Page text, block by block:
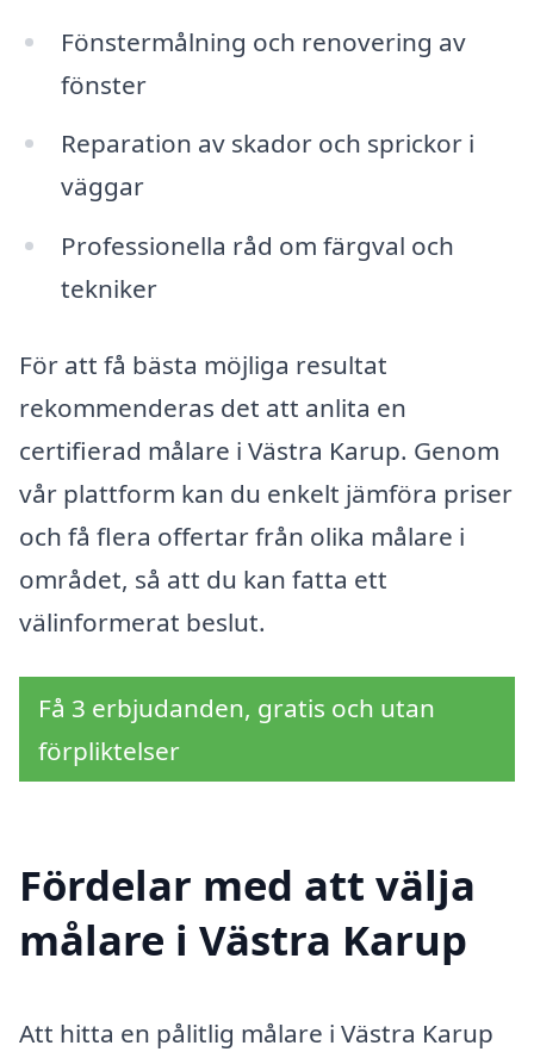
Fönstermålning och renovering av
fönster
Reparation av skador och sprickor i
väggar
Professionella råd om färgval och
tekniker
För att få bästa möjliga resultat
rekommenderas det att anlita en
certifierad målare i Västra Karup. Genom
vår plattform kan du enkelt jämföra priser
och få flera offertar från olika målare i
området, så att du kan fatta ett
välinformerat beslut.
Få 3 erbjudanden, gratis och utan
förpliktelser
Fördelar med att välja
målare i Västra Karup
Att hitta en pålitlig målare i Västra Karup